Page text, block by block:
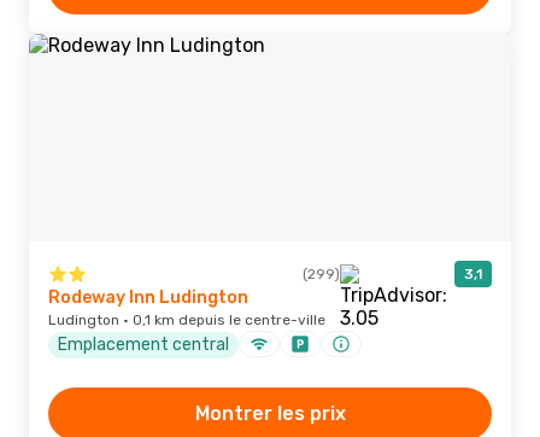
(299) 3,1
Rodeway Inn Ludington
Ludington · 0,1 km depuis le centre-ville
Emplacement central
Montrer les prix